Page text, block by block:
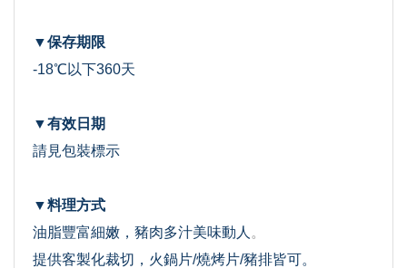
▼保存期限
-18℃以下360天
▼有效日期
請見包裝標示
▼料理方式
油脂豐富細嫩，豬肉多汁美味動人 。
提供客製化裁切，火鍋片/燒烤片/豬排皆可。